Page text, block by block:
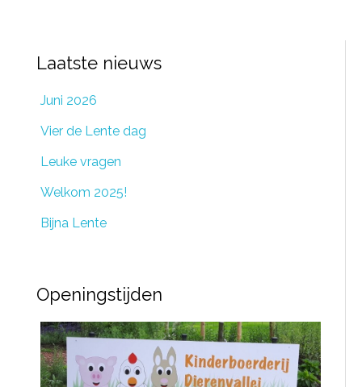
Laatste nieuws
Juni 2026
Vier de Lente dag
Leuke vragen
Welkom 2025!
Bijna Lente
Openingstijden